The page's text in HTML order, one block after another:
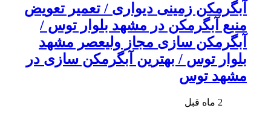
آبگرمکن زمینی دیواری / تعمیر تعویض
منبع آبگرمکن در مشهد بلوار توس /
آبگرمکن سازی مجاز ولیعصر مشهد
بلوار توس / بهترین آبگرمکن سازی در
مشهد توس
2 ماه قبل